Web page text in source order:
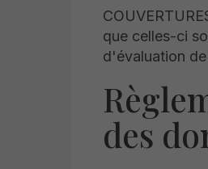
que celles-ci
d'évaluation
des